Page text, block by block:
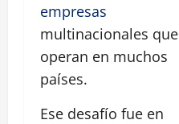
empresas
multinacionales que
operan en muchos
países.
Ese desafío fue en